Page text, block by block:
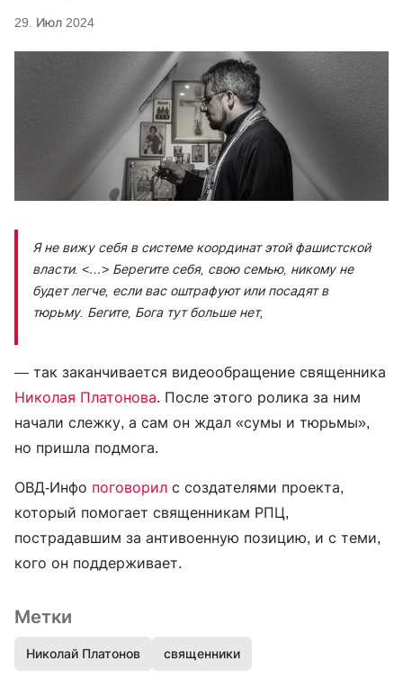
29. Июл 2024
Я не вижу себя в системе координат этой фашистской
власти. <…> Берегите себя, свою семью, никому не
будет легче, если вас оштрафуют или посадят в
тюрьму. Бегите, Бога тут больше нет,
— так заканчивается видеообращение священника
Николая Платонова. После этого ролика за ним
начали слежку, а сам он ждал «сумы и тюрьмы»,
но пришла подмога.
ОВД-Инфо поговорил с создателями проекта,
который помогает священникам РПЦ,
пострадавшим за антивоенную позицию, и с теми,
кого он поддерживает.
Метки
Николай Платонов священники